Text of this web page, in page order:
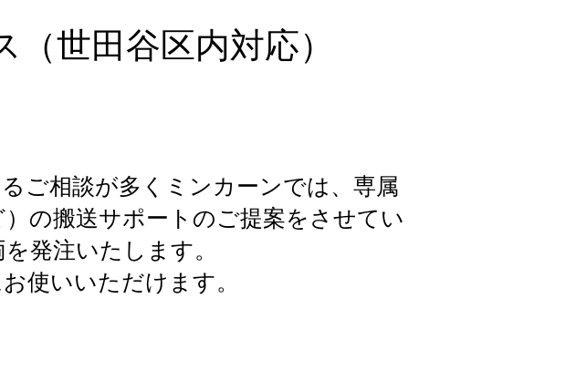
世田谷区内対応）
ご相談が多くミンカーンでは、専属
の搬送サポートのご提案をさせてい
発注いたします。
使いいただけます。